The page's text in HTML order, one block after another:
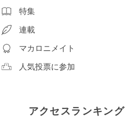
特集
連載
マカロニメイト
人気投票に参加
アクセスランキング